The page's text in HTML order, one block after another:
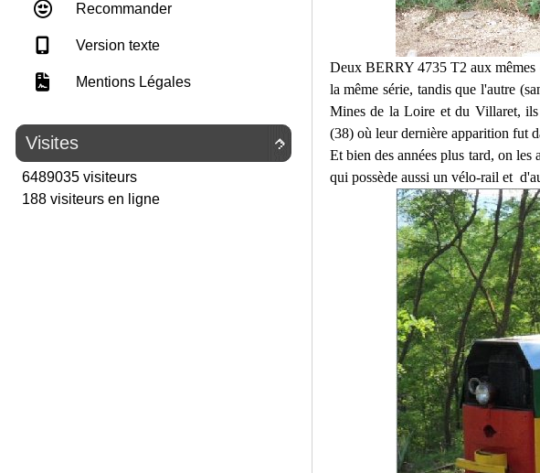
Recommander
Version texte
Mentions Légales

Visites
6489035 visiteurs
188 visiteurs en ligne
Deux BERRY 4735 T2 aux mêmes
la même série, tandis que l'autre
Mines de la Loire et du Villaret,
(38) où leurdernière apparition fut
Et bien des années plus tard, on
qui possède aussi un vélo-rail et